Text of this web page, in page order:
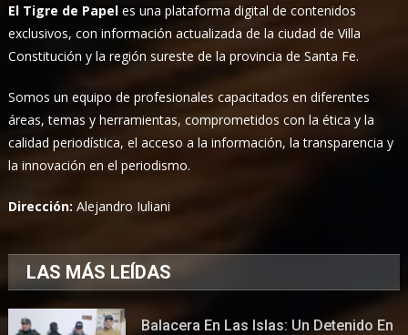
El Tigre de Papel es una plataforma digital de contenidos
exclusivos, con información actualizada de la ciudad de Villa
Constitución y la región sureste de la provincia de Santa Fe.
Somos un equipo de profesionales capacitados en diferentes
áreas, temas y herramientas, comprometidos con la ética y la
calidad periodística, el acceso a la información, la transparencia y
la innovación en el periodismo.
Dirección:Alejandro Iuliani
LAS MÁS LEÍDAS
Balacera En Las Islas: Un Detenido En